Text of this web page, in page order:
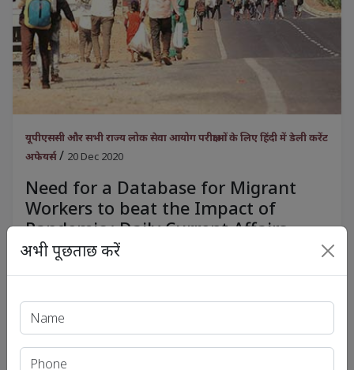
यूपीएससी और सभी राज्य लोक सेवा आयोग परीक्षाओं के लिए हिंदी में डेली करेंट
अफेयर्स/ 20 Dec 2020
Need for a Database for Migrant
Workers to beat the Impact of
Pandemic : Daily Current Affairs
.
अभी पूछताछ करें